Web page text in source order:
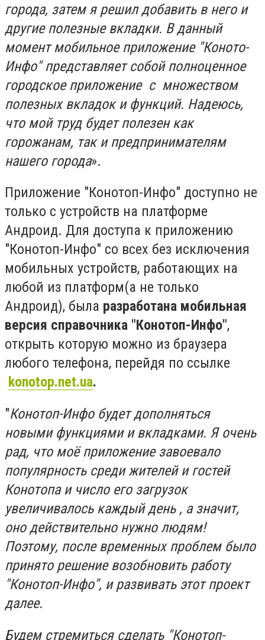
города, затем я решил добавить в него и
другие полезные вкладки. В данный
момент мобильное приложение "Коното-
Инфо" представляет собой полноценное
городское приложение с множеством
полезных вкладок и функций. Надеюсь,
что мой труд будет полезен как
горожанам, так и предпринимателям
нашего города».
Приложение "Конотоп-Инфо" доступно не
только с устройств на платформе
Андроид. Для доступа к приложению
"Конотоп-Инфо" со всех без исключения
мобильных устройств, работающих на
любой из платформ(а не только
Андроид), была разработана мобильная
версия справочника "Конотоп-Инфо",
открыть которую можно из браузера
любого телефона, перейдя по ссылке
konotop.net.ua.
"Конотоп-Инфо будет дополняться
новыми функциями и вкладками. Яочень
рад, что моё приложение завоевало
популярность среди жителей и гостей
Конотопа и число его загрузок
увеличивалось каждый день , а значит,
оно действительно нужно людям!
Поэтому, после временных проблем было
принято решение возобновить работу
"Конотоп-Инфо", и развивать этот проект
далее.
Будем стремиться сделать "Конотоп-